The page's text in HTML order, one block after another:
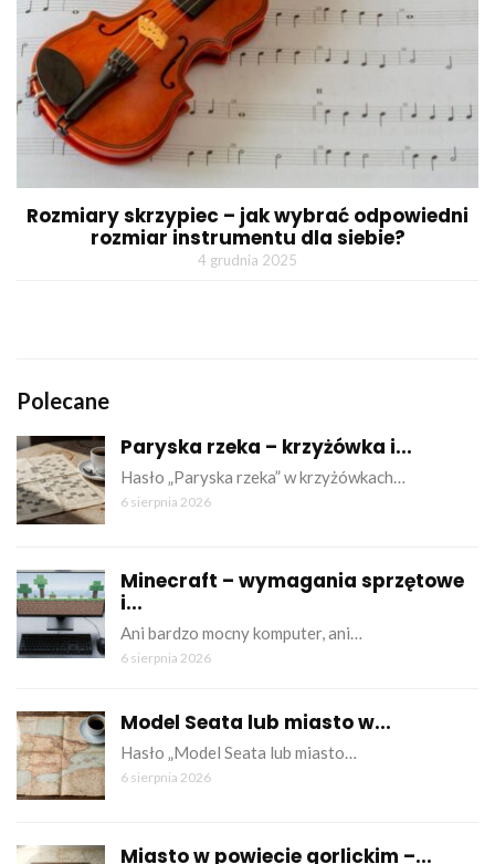
Rozmiary skrzypiec – jak wybrać odpowiedni
rozmiar instrumentu dla siebie?
4 grudnia 2025
Polecane
Paryska rzeka – krzyżówka i...
Hasło „Paryska rzeka” w krzyżówkach…
6 sierpnia 2026
Minecraft – wymagania sprzętowe
i...
Ani bardzo mocny komputer, ani…
6 sierpnia 2026
Model Seata lub miasto w...
Hasło „Model Seata lub miasto…
6 sierpnia 2026
Miasto w powiecie gorlickim –...